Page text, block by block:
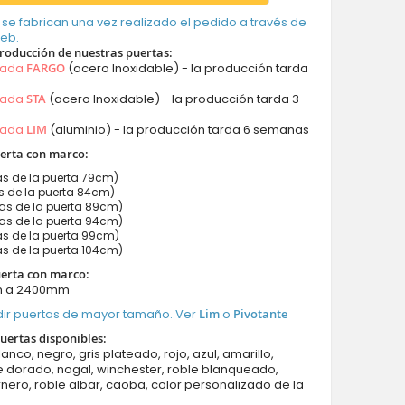
se fabrican una vez realizado el pedido a través de
de nuestras puertas:
FARGO (acero Inoxidable) - la producción tarda
STA (acero Inoxidable) - la producción tarda 3
LIM (aluminio) - la producción tarda 6 semanas
con marco:
de la puerta 79cm)
de la puerta 84cm)
de la puerta 89cm)
de la puerta 94cm)
de la puerta 99cm)
de la puerta 104cm)
con marco:
a 2400mm
puertas de mayor tamaño. Ver Limo Pivotante
disponibles:
negro, gris plateado, rojo, azul, amarillo,
dorado, nogal, winchester, roble blanqueado,
roble albar, caoba, color personalizado de la